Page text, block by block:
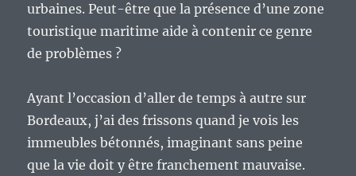
urbaines. Peut-être que la présence d’une zone
touristique maritime aide à contenir ce genre
de problèmes ?
Ayant l’occasion d’aller de temps à autre sur
Bordeaux, j’ai des frissons quand je vois les
immeubles bétonnés, imaginant sans peine
que la vie doit y être franchement mauvaise.